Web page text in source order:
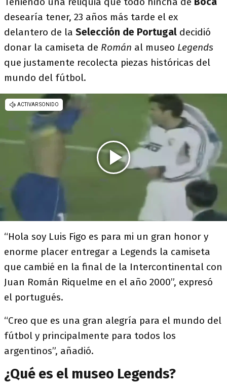
desearía tener, 23 años más tarde el ex
delantero de la Selección de Portugal decidió
donar la camiseta de Román al museo Legends
que justamente recolecta piezas históricas del
mundo del fútbol.
“Hola soy Luis Figo es para mi un gran honor y
enorme placer entregar a Legends la camiseta
que cambié en la final de la Intercontinental con
Juan Román Riquelme en el año 2000”, expresó
el portugués.
“Creo que es una gran alegría para el mundo del
fútbol y principalmente para todos los
argentinos”, añadió.
¿Qué es el museo Legends?